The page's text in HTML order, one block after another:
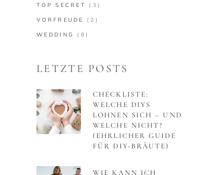
TOP SECRET (3)
VORFREUDE (2)
WEDDING (8)
LETZTE POSTS
CHECKLISTE:
WELCHE DIYS
LOHNEN SICH – UND
WELCHE NICHT?
(EHRLICHER GUIDE
FÜR DIY-BRÄUTE)
WIE KANN ICH